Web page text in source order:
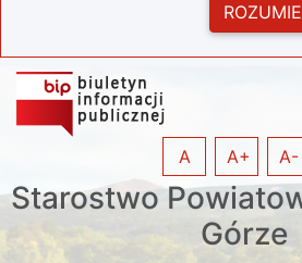
Starostwo
Górze
A A+ A-